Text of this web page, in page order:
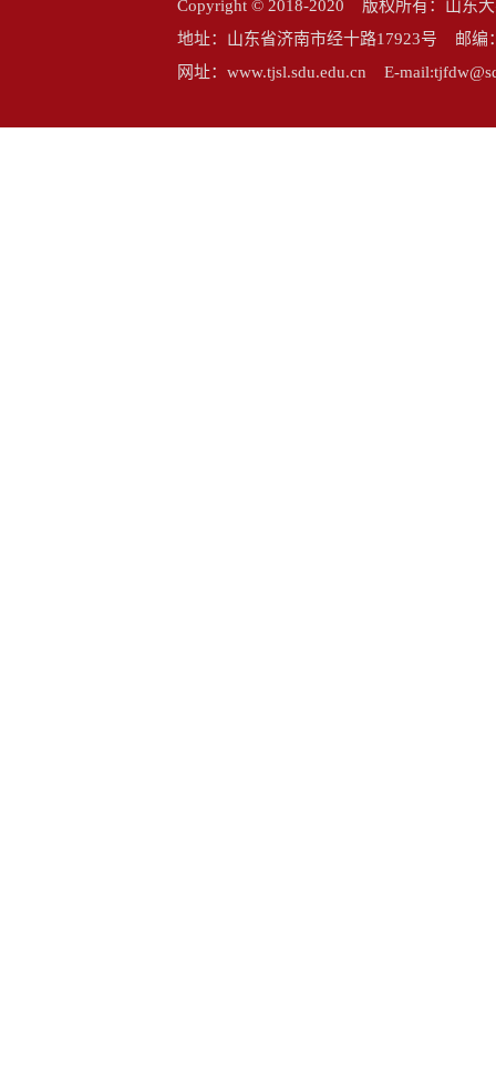
Copyright © 2018-2020 版权所有：山东
地址：山东省济南市经十路17923号 邮
网址：www.tjsl.sdu.edu.cn E-